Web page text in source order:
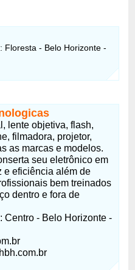
Floresta - Belo Horizonte -
lente objetiva, flash,
filmadora, projetor,
as marcas e modelos.
seu eletrônico em
e eficiência além de
bem treinados
dentro e fora de
Centro - Belo Horizonte -